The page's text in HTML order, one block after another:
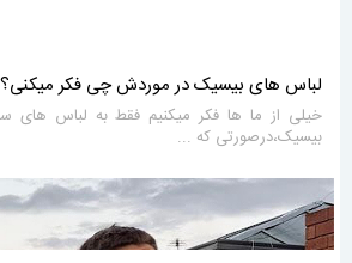
لباس های بیسیک در موردش چی فکر میکنی؟
خیلی از ما ها فکر میکنیم فقط به لباس
بیسیک،درصورتی که ...